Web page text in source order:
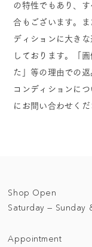
の特性でもあり、
合もございます。
ディションに大き
しております。「
た」等の理由での
コンディションに
にお問い合わせくだ
Shop Open
Saturday — Sunday
Appointment